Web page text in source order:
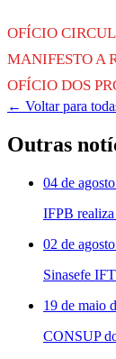
OFÍCIO
MANIFESTO A
OFÍCIO DOS
← Voltar para
Outras
04 de
IFPB realiza
02 de
Sinasefe
19 de maio
CONSUP